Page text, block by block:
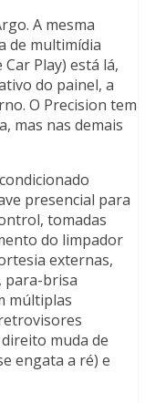
A mesma
de multimídia
Play) está lá,
do painel, a
O Precision tem
mas nas demais
presencial para
tomadas
do limpador
externas,
para-brisa
múltiplas
muda de
engata a ré) e